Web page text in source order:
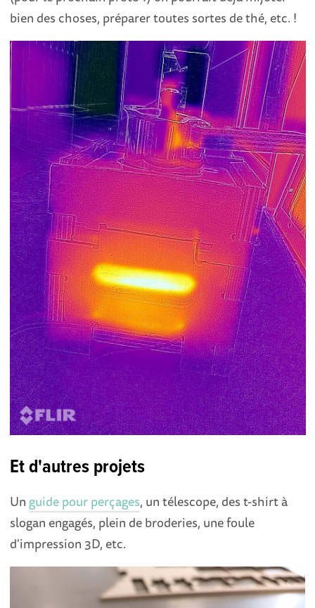
bien des choses, préparer toutes sortes de thé, etc. !
Et d'autres projets
Un guide pour perçages, un télescope, des t-shirt à
slogan engagés, plein de broderies, une foule
d'impression 3D, etc.